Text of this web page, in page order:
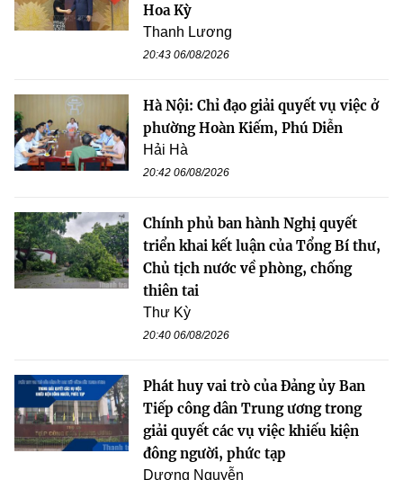
Hoa Kỳ
Thanh Lương
20:43 06/08/2026
Hà Nội: Chỉ đạo giải quyết vụ việc ở
phường Hoàn Kiếm, Phú Diễn
Hải Hà
20:42 06/08/2026
Chính phủ ban hành Nghị quyết
triển khai kết luận của Tổng Bí thư,
Chủ tịch nước về phòng, chống
thiên tai
Thư Kỳ
20:40 06/08/2026
Phát huy vai trò của Đảng ủy Ban
Tiếp công dân Trung ương trong
giải quyết các vụ việc khiếu kiện
đông người, phức tạp
Dương Nguyễn